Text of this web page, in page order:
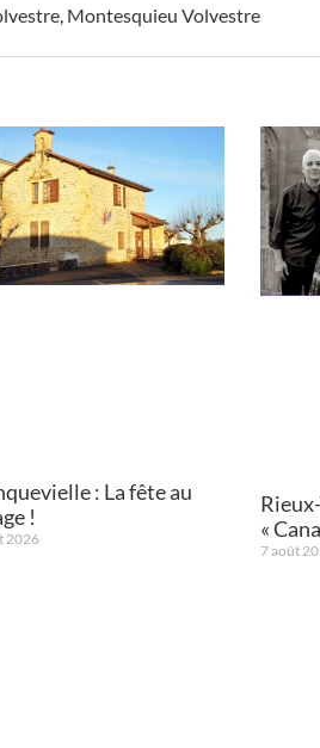
, Montesquieu Volvestre
: La fête au
!
2026
«
7 août